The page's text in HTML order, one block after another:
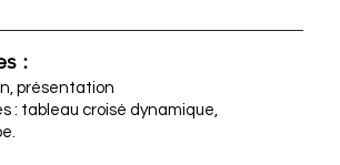
:
présentation
: tableau croisé dynamique,